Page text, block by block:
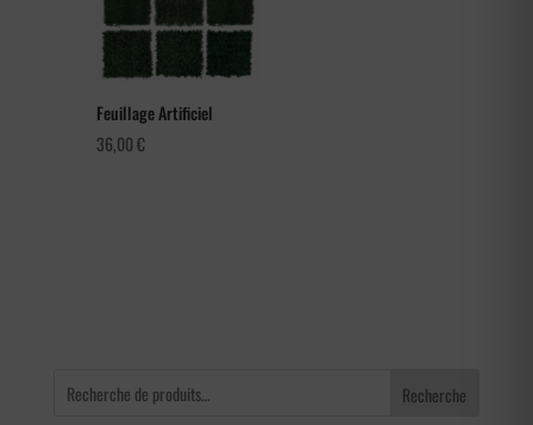
Feuillage Artificiel
36,00€
Recherche